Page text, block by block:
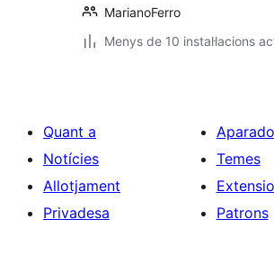
MarianoFerro
Menys de 10 instal·lacions
Quant a
Notícies
Allotjament
Privadesa
Temes
Patrons